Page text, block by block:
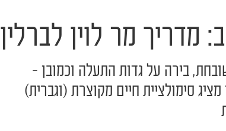
מדריך מר לוין לברלין
בירה על גדות התעלה וכמובן -
סימולציית חיים מקוצרת (וגברית)